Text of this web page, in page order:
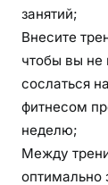
занятий;
Внесите
чтобы вы не
сослаться
фитнесом
неделю;
Между
оптимально